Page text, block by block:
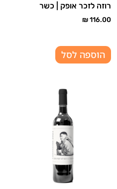
רוזה לזכר אופק | כשר
₪116.00
הוספה לסל